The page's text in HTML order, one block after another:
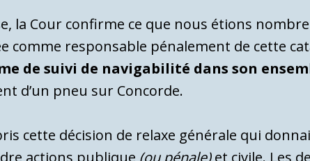
la Cour confirme ce que nous étions
comme responsable pénalement de cette
de suivi de navigabilité dans son
d’un pneu sur Concorde.
cette décision de relaxe générale qui